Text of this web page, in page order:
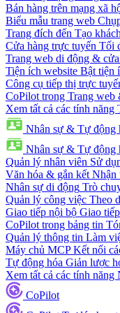
Bán hàng trên mạng xã
Biểu mẫu trang web
Trang đích đến Tạo
Cửa hàng trực tuyến Tối
Trang web di động &
Tiện ích website Bật tiện
Công cụ tiếp thị trực
CoPilot trong Trang web
Xem tất cả các tính
Nhân sự & Tự động
Nhân sự & Tự động
Quản lý nhân viên Sử
Văn hóa & gắn kết Nhận
Nhân sự di động Trò
Quản lý công việc Theo
Giao tiếp nội bộ Giao
CoPilot trong bảng tin
Quản lý thông tin Làm
Máy chủ MCP Kết nối
Tự động hóa Giản lược
Xem tất cả các tính
CoPilot